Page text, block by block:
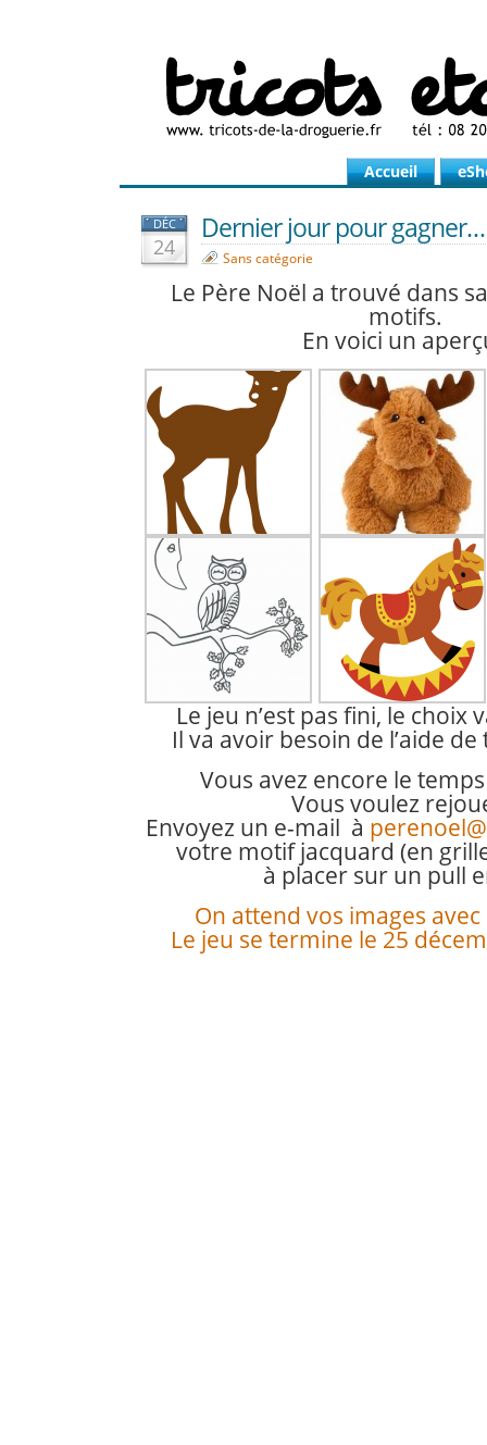
Accueil
DÉC
24
Dernier jour pour gagner…
Sans catégorie
Le Père Noël a trouvé dans
motifs.
En voici un
Le jeu n’est pas fini, le choix
Il va avoir besoin de l’aide
Vous avez encore le
Vous voulez
Envoyez un e-mail à
votre motif jacquard (en
à placer sur un pull
On attend vos images
Le jeu se termine le 25